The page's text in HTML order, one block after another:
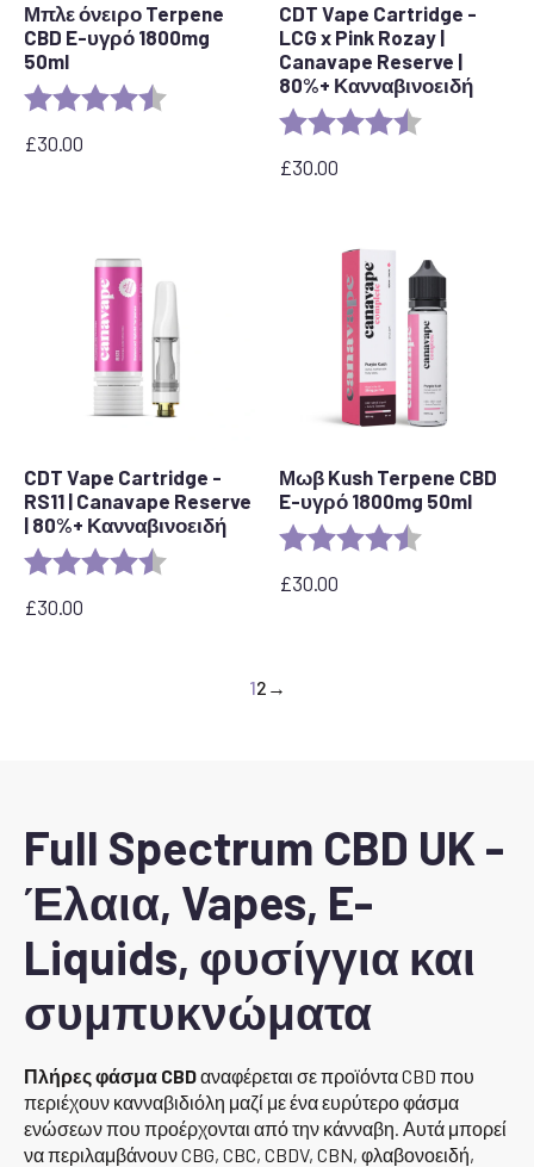
Μπλε όνειρο Terpene
CBD E-υγρό 1800mg
50ml
Αξιολόγηση: 4,8 από 5 αστέρια
£30.00
CDT Vape Cartridge -
LCG x Pink Rozay |
Canavape Reserve |
80%+ Κανναβινοειδή
Αξιολόγηση:
£30.00
CDT Vape Cartridge -
RS11 | Canavape Reserve
| 80%+ Κανναβινοειδή
Αξιολόγηση: 4,7 από 5 αστέρια
£30.00
Μωβ Kush Terpene CBD
E-υγρό 1800mg 50ml
Αξιολόγηση:
£30.00
12 →
Full Spectrum CBD UK -
Έλαια, Vapes, E-
Liquids, φυσίγγια και
συμπυκνώματα
Πλήρες φάσμα CBDαναφέρεται σε προϊόντα CBD που
περιέχουν κανναβιδιόλη μαζί με ένα ευρύτερο φάσμα
ενώσεων που προέρχονται από την κάνναβη. Αυτά μπορεί
να περιλαμβάνουν CBG, CBC, CBDV, CBN, φλαβονοειδή,